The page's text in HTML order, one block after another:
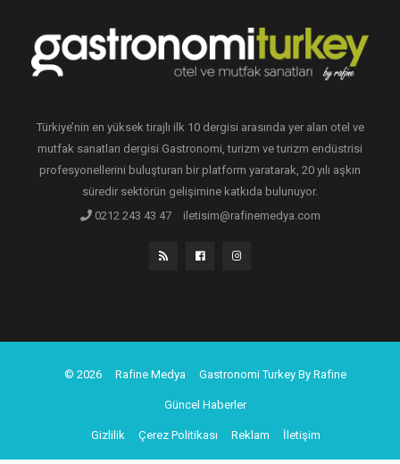
Türkiye’nin en yüksek tirajlı ilk 10 dergisi arasında yer alan otel ve
mutfak sanatları dergisi Gastronomi, turizm ve turizm endüstrisi
profesyonellerini buluşturan bir platform yaratarak, 20 yılı aşkın
süredir sektörün gelişimine katkıda bulunuyor.
0212 243 43 47
iletisim@rafinemedya.com
© 2026 Rafine Medya Gastronomi Turkey By Rafine
Güncel Haberler
Gizlilik Çerez Politikası Reklam İletişim